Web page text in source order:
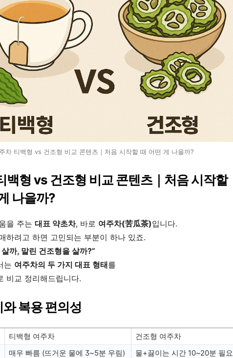
차 티백형 vs 건조형 비교 콘텐츠｜처음 시작할 때 어떤 게 나을까?
백형 vs 건조형 비교 콘텐츠｜처음 시작할
나을까?
을 주는 대표 약초차, 바로 여주차(苦瓜茶)입니다.
하려고 하면 고민되는 부분이 하나 있죠.
까, 말린 건조형을 살까?”
는 여주차의 두 가지 대표 형태를
비교 정리해드립니다.
와 복용 편의성
티백형 여주차
건조형 여주차
매우 빠름 (뜨거운 물에 3~5분 우림)
물+끓이는 시간 10~20분 필요